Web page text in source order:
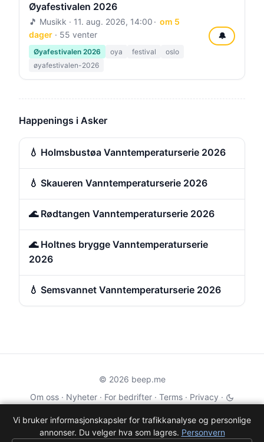
Øyafestivalen 2026
🎵 Musikk · 11. aug. 2026, 14:00
om 5
dager · 55 venter
Øyafestivalen 2026 oya festival
oslo
øyafestivalen-2026
🔔
Happenings i Asker
💧 Holmsbustøa Vanntemperaturserie 2026
💧 Skaueren Vanntemperaturserie 2026
🌊 Rødtangen Vanntemperaturserie 2026
🌊 Holtnes brygge Vanntemperaturserie
2026
💧 Semsvannet Vanntemperaturserie 2026
© 2026 beep.me
Om oss · Nyheter · For bedrifter · Terms · Privacy ·
·Wikidata·OMDb
Data from TMDB, Wikidata & OMDb. Not endorsed or certified by these
Vi bruker informasjonskapsler for trafikkanalyse og personlige
annonser. Du velger hva som lagres. Personvern